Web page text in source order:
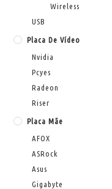
Wireless
USB
Placa De Vídeo
Nvidia
Pcyes
Radeon
Riser
Placa Mãe
AFOX
ASRock
Asus
Gigabyte